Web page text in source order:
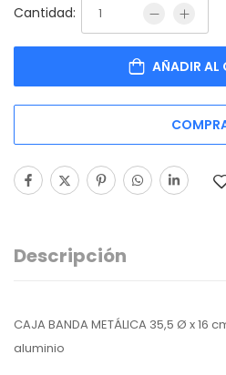
Cantidad:
AÑADIR AL
Descripción
CAJA BANDA METÁLICA 35,5 Ø x 16
aluminio